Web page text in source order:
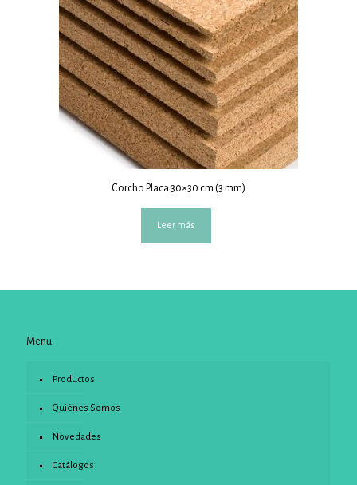
Corcho Placa 30×30 cm (3 mm)
Leer más
Menu
Productos
Quiénes Somos
Novedades
Catálogos